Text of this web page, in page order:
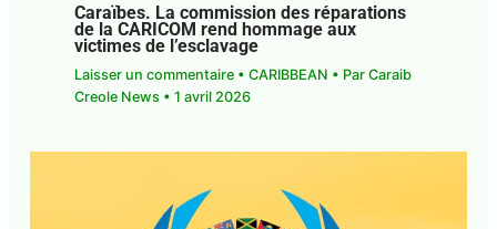
Caraïbes. La commission des réparations
de la CARICOM rend hommage aux
victimes de l’esclavage
Laisser un commentaire • CARIBBEAN • Par Caraib
Creole News • 1 avril 2026